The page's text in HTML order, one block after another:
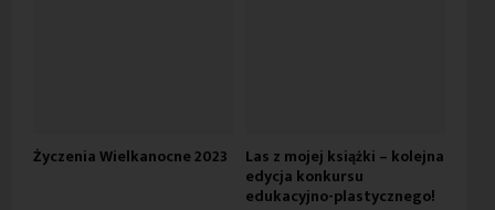
Życzenia Wielkanocne 2023 Las z mojej książki – kolejna
edycja konkursu
edukacyjno-plastycznego!